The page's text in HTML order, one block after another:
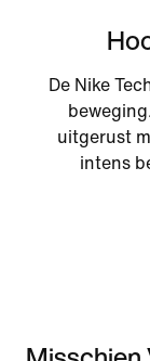
De Nike
uitgerust
intens